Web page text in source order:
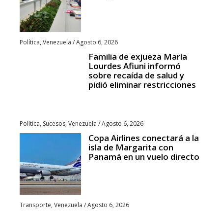
Política, Venezuela /Agosto 6, 2026
Familia de exjueza María
Lourdes Afiuni informó
sobre recaída de salud y
pidió eliminar restricciones
Política, Sucesos, Venezuela /Agosto 6, 2026
Copa Airlines conectará a la
isla de Margarita con
Panamá en un vuelo directo
Transporte, Venezuela /Agosto 6, 2026